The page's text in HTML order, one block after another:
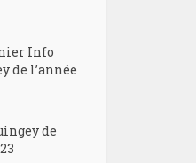
Info
de l’année
de